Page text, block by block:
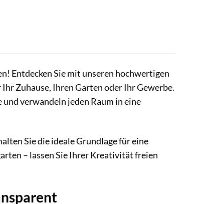
Entdecken Sie mit unseren hochwertigen
Zuhause, Ihren Garten oder Ihr Gewerbe.
verwandeln jeden Raum in eine
Sie die ideale Grundlage für eine
– lassen Sie Ihrer Kreativität freien